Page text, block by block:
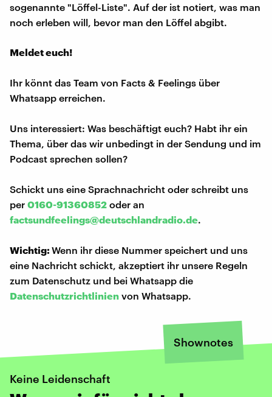
sogenannte "Löffel-Liste". Auf der ist notiert, was man
noch erleben will, bevor man den Löffel abgibt.
Meldet euch!
Ihr könnt das Team von Facts & Feelings über
Whatsapp erreichen.
Uns interessiert: Was beschäftigt euch? Habt ihr ein
Thema, über das wir unbedingt in der Sendung und im
Podcast sprechen sollen?
Schickt uns eine Sprachnachricht oder schreibt uns
per 0160-91360852 oder an
factsundfeelings@deutschlandradio.de.
Wichtig:Wenn ihr diese Nummer speichert und uns
eine Nachricht schickt, akzeptiert ihr unsere Regeln
zum Datenschutz und bei Whatsapp die
Datenschutzrichtlinien von Whatsapp.
Shownotes
Keine Leidenschaft